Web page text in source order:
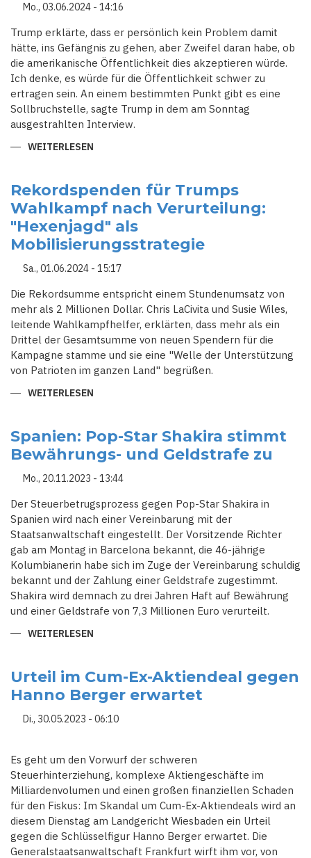
Mo., 03.06.2024 - 14:16
Trump erklärte, dass er persönlich kein Problem damit
hätte, ins Gefängnis zu gehen, aber Zweifel daran habe, ob
die amerikanische Öffentlichkeit dies akzeptieren würde.
Ich denke, es würde für die Öffentlichkeit schwer zu
ertragen sein. An einem bestimmten Punkt gibt es eine
Sollbruchstelle, sagte Trump in dem am Sonntag
ausgestrahlten Interview.
WEITERLESEN
REAKTIONEN
SEINER
ANHÄNGER
AUF
EINE
GEFÄNGNISSTRAFE
UND
DIE
DROHENDEN
KONSEQUENZEN
Rekordspenden für Trumps
Wahlkampf nach Verurteilung:
"Hexenjagd" als
Mobilisierungsstrategie
Sa., 01.06.2024 - 15:17
Die Rekordsumme entspricht einem Stundenumsatz von
mehr als 2 Millionen Dollar. Chris LaCivita und Susie Wiles,
leitende Wahlkampfhelfer, erklärten, dass mehr als ein
Drittel der Gesamtsumme von neuen Spendern für die
Kampagne stamme und sie eine "Welle der Unterstützung
von Patrioten im ganzen Land" begrüßen.
WEITERLESEN
WAHLKAMPF
NACH
VERURTEILUNG:
"HEXENJAGD"
MOBILISIERUNGSSTRATEGIE
Spanien: Pop-Star Shakira stimmt
Bewährungs- und Geldstrafe zu
Mo., 20.11.2023 - 13:44
Der Steuerbetrugsprozess gegen Pop-Star Shakira in
Spanien wird nach einer Vereinbarung mit der
Staatsanwaltschaft eingestellt. Der Vorsitzende Richter
gab am Montag in Barcelona bekannt, die 46-jährige
Kolumbianerin habe sich im Zuge der Vereinbarung schuldig
bekannt und der Zahlung einer Geldstrafe zugestimmt.
Shakira wird demnach zu drei Jahren Haft auf Bewährung
und einer Geldstrafe von 7,3 Millionen Euro verurteilt.
WEITERLESEN
SHAKIRA
STIMMT
BEWÄHRUNGS-
UND
ZU
Urteil im Cum-Ex-Aktiendeal gegen
Hanno Berger erwartet
Di., 30.05.2023 - 06:10
Es geht um den Vorwurf der schweren
Steuerhinterziehung, komplexe Aktiengeschäfte im
Milliardenvolumen und einen großen finanziellen Schaden
für den Fiskus: Im Skandal um Cum-Ex-Aktiendeals wird an
diesem Dienstag am Landgericht Wiesbaden ein Urteil
gegen die Schlüsselfigur Hanno Berger erwartet. Die
Generalstaatsanwaltschaft Frankfurt wirft ihm vor, von